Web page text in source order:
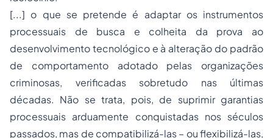
[...] o que se pretende é adaptar os instrumentos
processuais de busca e colheita da prova ao
desenvolvimento tecnológico e à alteração do padrão
de comportamento adotado pelas organizações
criminosas, verificadas sobretudo nas últimas
décadas. Não se trata, pois, de suprimir garantias
processuais arduamente conquistadas nos séculos
passados, mas de compatibilizá-las – ou flexibilizá-las,